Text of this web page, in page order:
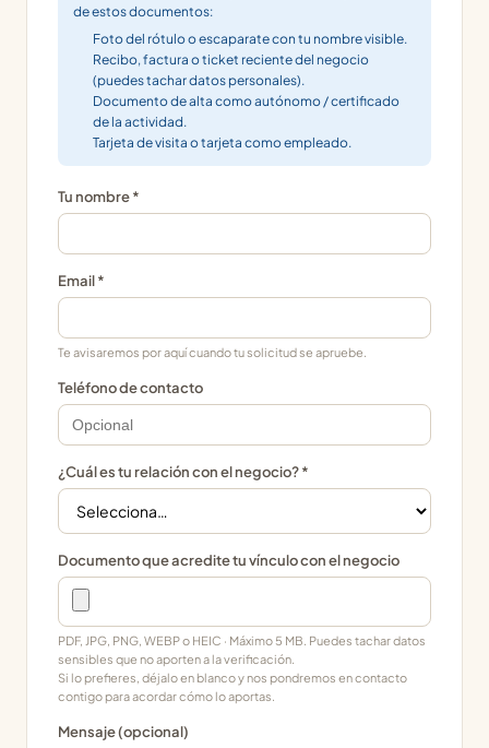
de estos documentos:
Foto del rótulo o escaparate con tu nombre visible.
Recibo, factura o ticket reciente del negocio
(puedes tachar datos personales).
Documento de alta como autónomo / certificado
de la actividad.
Tarjeta de visita o tarjeta como empleado.
Tu nombre *
Email *
Te avisaremos por aquí cuando tu solicitud se apruebe.
Teléfono de contacto
¿Cuál es tu relación con el negocio? *
Documento que acredite tu vínculo con el negocio
PDF, JPG, PNG, WEBP o HEIC · Máximo 5 MB. Puedes tachar datos
sensibles que no aporten a la verificación.
Si lo prefieres, déjalo en blanco y nos pondremos en contacto
contigo para acordar cómo lo aportas.
Mensaje (opcional)